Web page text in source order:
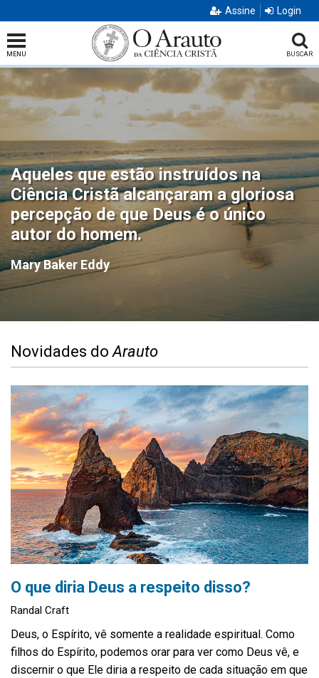
Assine Login
MENU BUSCAR
Aqueles que estão instruídos na
Ciência Cristã alcançaram a gloriosa
percepção de que Deus é o único
autor do homem.
Mary Baker Eddy
Novidades doArauto
O que diria Deus a respeito disso?
Randal Craft
Deus, o Espírito, vê somente a realidade espiritual. Como
filhos do Espírito, podemos orar para ver como Deus vê, e
discernir o que Ele diria a respeito de cada situação em que